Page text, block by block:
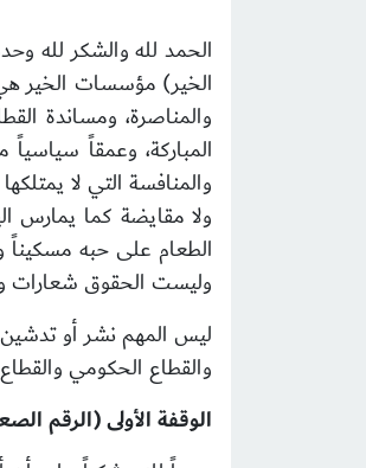
الحمد لله والشكر لله
الخير) مؤسسات الخير
والمناصرة، ومساندة
المباركة، وعمقاً
ولا مقايضة كما يمارس
الطعام على حبه مسكيناً
وليست الحقوق
ليس المهم نشر أو
والقطاع الحكومي
الوقفة الأولى (الرقم